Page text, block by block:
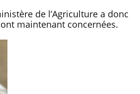
de l’Agriculture a donc
maintenant concernées.